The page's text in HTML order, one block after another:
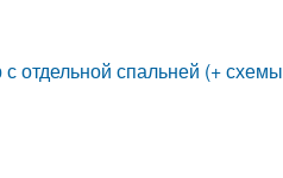
отдельной спальней (+ схемы